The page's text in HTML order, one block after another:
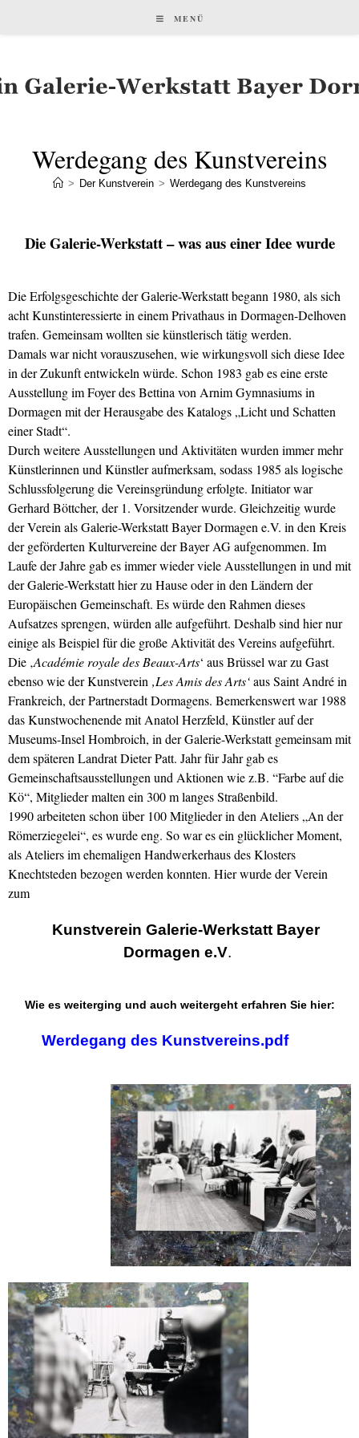
MENÜ
Werdegang des Kunstvereins
> Der Kunstverein > Werdegang des Kunstvereins
Die Galerie-Werkstatt – was aus einer Idee wurde
Die Erfolgsgeschichte der Galerie-Werkstatt begann 1980, als sich
acht Kunstinteressierte in einem Privathaus in Dormagen-Delhoven
trafen. Gemeinsam wollten sie künstlerisch tätig werden.
Damals war nicht vorauszusehen, wie wirkungsvoll sich diese Idee
in der Zukunft entwickeln würde. Schon 1983 gab es eine erste
Ausstellung im Foyer des Bettina von Arnim Gymnasiums in
Dormagen mit der Herausgabe des Katalogs „Licht und Schatten
einer Stadt“.
Durch weitere Ausstellungen und Aktivitäten wurden immer mehr
Künstlerinnen und Künstler aufmerksam, sodass 1985 als logische
Schlussfolgerung die Vereinsgründung erfolgte. Initiator war
Gerhard Böttcher, der 1. Vorsitzender wurde. Gleichzeitig wurde
der Verein als Galerie-Werkstatt Bayer Dormagen e.V. in den Kreis
der geförderten Kulturvereine der Bayer AG aufgenommen. Im
Laufe der Jahre gab es immer wieder viele Ausstellungen in und mit
der Galerie-Werkstatt hier zu Hause oder in den Ländern der
Europäischen Gemeinschaft. Es würde den Rahmen dieses
Aufsatzes sprengen, würden alle aufgeführt. Deshalb sind hier nur
einige als Beispiel für die große Aktivität des Vereins aufgeführt.
Die ‚Académie royale des Beaux-Arts‘ aus Brüssel war zu Gast
ebenso wie der Kunstverein ‚Les Amis des Arts‘aus Saint André in
Frankreich, der Partnerstadt Dormagens. Bemerkenswert war 1988
das Kunstwochenende mit Anatol Herzfeld, Künstler auf der
Museums-Insel Hombroich, in der Galerie-Werkstatt gemeinsam mit
dem späteren Landrat Dieter Patt. Jahr für Jahr gab es
Gemeinschaftsausstellungen und Aktionen wie z.B. “Farbe auf die
Kö“, Mitglieder malten ein 300 m langes Straßenbild.
1990 arbeiteten schon über 100 Mitglieder in den Ateliers „An der
Römerziegelei“, es wurde eng. So war es ein glücklicher Moment,
als Ateliers im ehemaligen Handwerkerhaus des Klosters
Knechtsteden bezogen werden konnten. Hier wurde der Verein
zum
Kunstverein Galerie-Werkstatt Bayer
Dormagen e.V.
Wie es weiterging und auch weitergeht erfahren Sie hier:
Werdegang des Kunstvereins.pdf